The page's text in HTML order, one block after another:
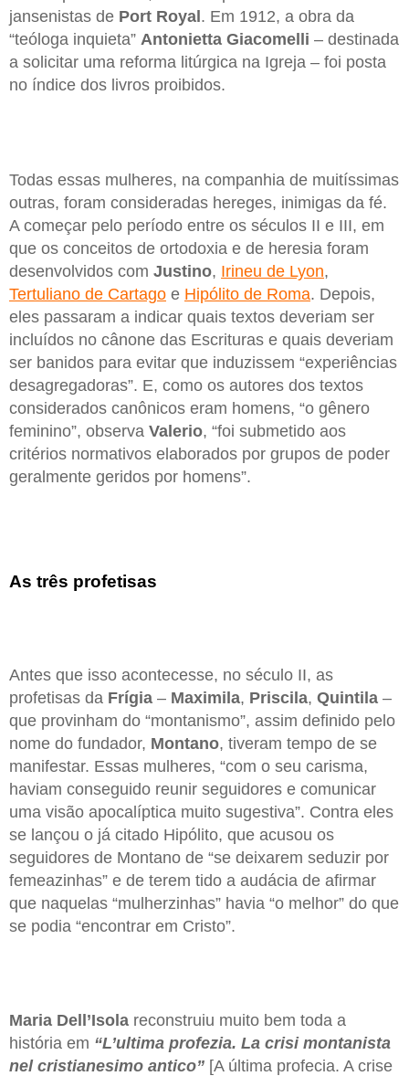
jansenistas de Port Royal . Em 1912, a obra da
“teóloga inquieta” Antonietta Giacomelli – destinada
a solicitar uma reforma litúrgica na Igreja – foi posta
no índice dos livros proibidos.
Todas essas mulheres, na companhia de muitíssimas
outras, foram consideradas hereges, inimigas da fé.
A começar pelo período entre os séculos II e III, em
que os conceitos de ortodoxia e de heresia foram
desenvolvidos com Justino, Irineu de Lyon,
Tertuliano de Cartago e Hipólito de Roma. Depois,
eles passaram a indicar quais textos deveriam ser
incluídos no cânone das Escrituras e quais deveriam
ser banidos para evitar que induzissem “experiências
desagregadoras”. E, como os autores dos textos
considerados canônicos eram homens, “o gênero
feminino”, observa Valerio, “foi submetido aos
critérios normativos elaborados por grupos de poder
geralmente geridos por homens”.
As três profetisas
Antes que isso acontecesse, no século II, as
profetisas da Frígia – Maximila, Priscila, Quintila –
que provinham do “montanismo”, assim definido pelo
nome do fundador, Montano, tiveram tempo de se
manifestar. Essas mulheres, “com o seu carisma,
haviam conseguido reunir seguidores e comunicar
uma visão apocalíptica muito sugestiva”. Contra eles
se lançou o já citado Hipólito, que acusou os
seguidores de Montano de “se deixarem seduzir por
femeazinhas” e de terem tido a audácia de afirmar
que naquelas “mulherzinhas” havia “o melhor” do que
se podia “encontrar em Cristo”.
Maria Dell’Isola reconstruiu muito bem toda a
história em “L’ultima profezia. La crisi montanista
nel cristianesimo antico” [A última profecia. A crise